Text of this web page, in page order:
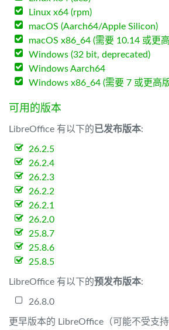
Linux x64 (rpm)
macOS (Aarch64/Apple Silicon)
macOS x86_64 (需要 10.14 或更
Windows (32 bit, deprecated)
Windows Aarch64
Windows x86_64 (需要 7 或更高
可用的版本
LibreOffice 有以下的已发布版本:
26.2.5
26.2.4
26.2.3
26.2.2
26.2.1
26.2.0
25.8.7
25.8.6
25.8.5
LibreOffice 有以下的预发布版本:
26.8.0
更早版本的 LibreOffice（可能不受支